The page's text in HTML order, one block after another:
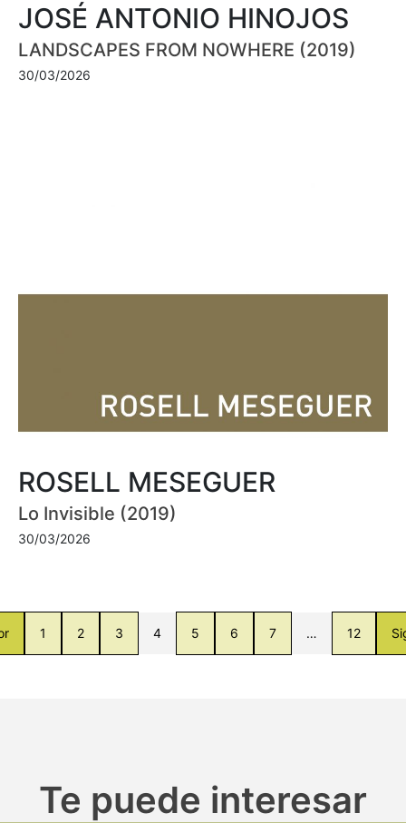
JOSÉ ANTONIO HINOJOS
LANDSCAPES FROM NOWHERE (2019)
30/03/2026
ROSELL MESEGUER
Lo Invisible (2019)
30/03/2026
1 2 3 4 5 6 7 … 12
Te puede interesar